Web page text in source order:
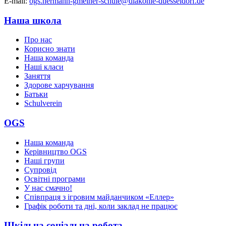
Наша школа
Про нас
Корисно знати
Наша команда
Наші класи
Заняття
Здорове харчування
Батьки
Schulverein
OGS
Наша команда
Керівництво OGS
Наші групи
Супровід
Освітні програми
У нас смачно!
Співпраця з ігровим майданчиком «Еллер»
Графік роботи та дні, коли заклад не працює